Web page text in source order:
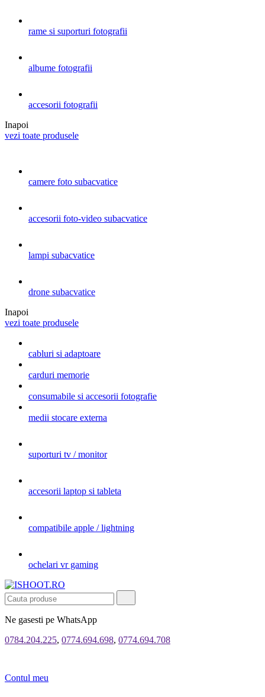
rame si suporturi fotografii
albume fotografii
accesorii fotografii
Inapoi
vezi toate produsele
camere foto subacvatice
accesorii foto-video subacvatice
lampi subacvatice
drone subacvatice
Inapoi
vezi toate produsele
cabluri si adaptoare
carduri memorie
consumabile si accesorii fotografie
medii stocare externa
suporturi tv / monitor
accesorii laptop si tableta
compatibile apple / lightning
ochelari vr gaming
Ne gasesti pe WhatsApp
0784.204.225, 0774.694.698, 0774.694.708
Contul meu